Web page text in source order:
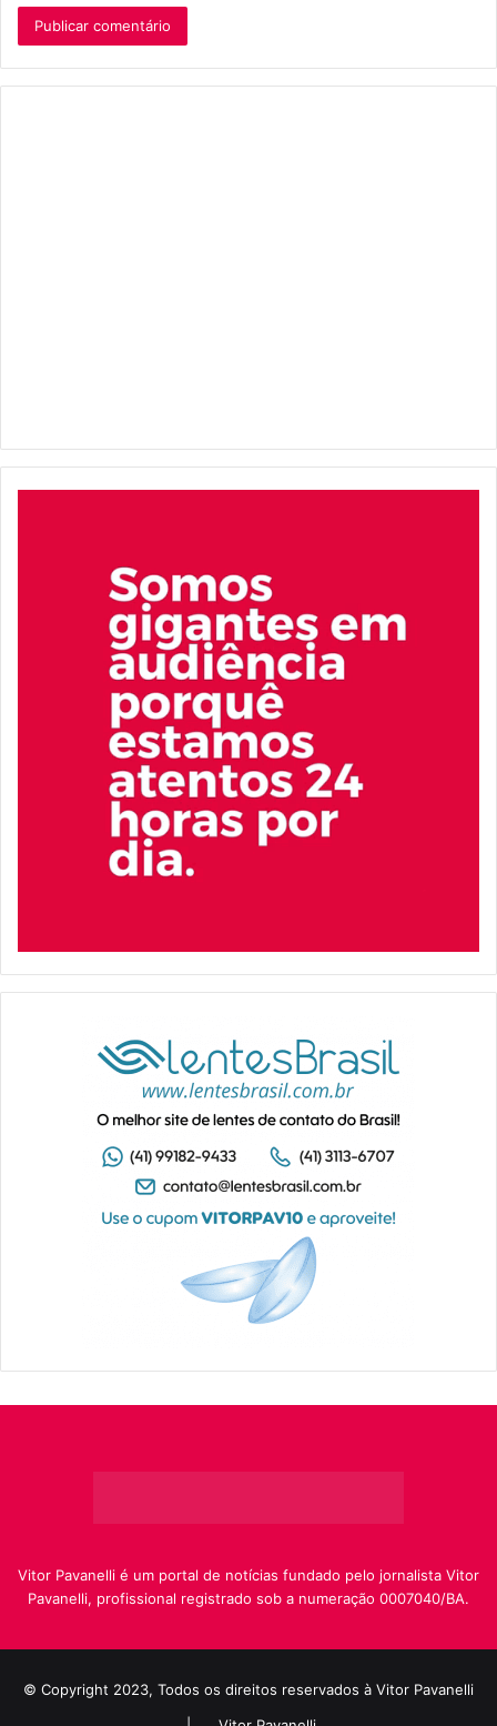
Vitor Pavanelli é um portal de notícias fundado pelo jornalista Vitor
Pavanelli, profissional registrado sob a numeração 0007040/BA.
© Copyright 2023, Todos os direitos reservados à Vitor Pavanelli